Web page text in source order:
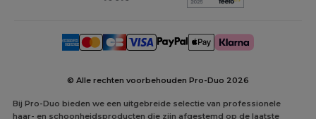
© Alle rechten voorbehouden Pro-Duo 2026
Bij Pro-Duo bieden we een uitgebreide selectie van professionele
haar- en schoonheidsproducten die zijn afgestemd op de laatste